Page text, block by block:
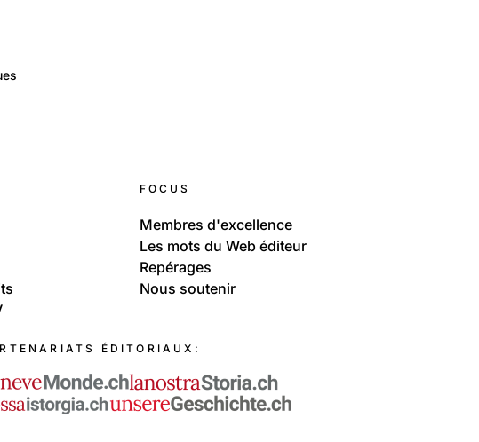
FOCUS
Membres d'excellence
Les mots du Web éditeur
Repérages
Nous soutenir
ÉDITORIAUX: